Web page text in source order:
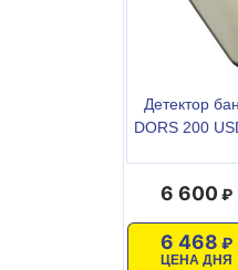
Детектор
DORS 200
6 600
ЦЕНА ДНЯ
6 468